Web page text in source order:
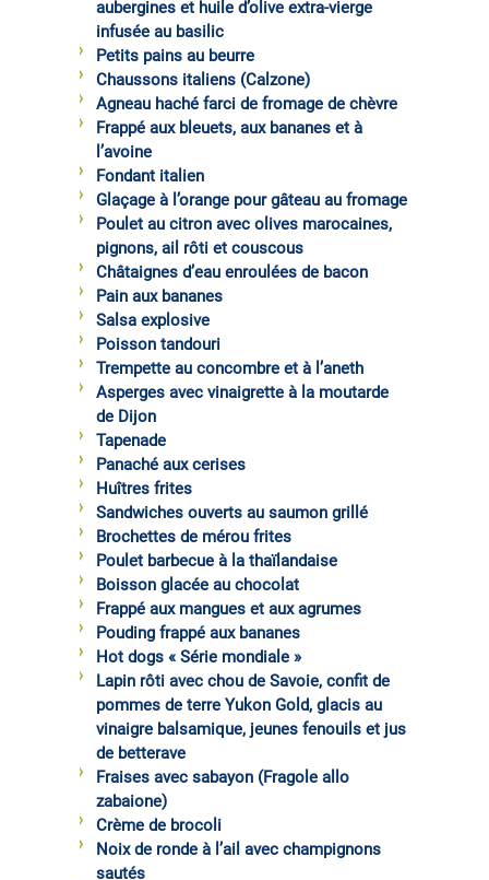
aubergines et huile d’olive extra-vierge
infusée au basilic
Petits pains au beurre
Chaussons italiens (Calzone)
Agneau haché farci de fromage de chèvre
Frappé aux bleuets, aux bananes et à
l’avoine
Fondant italien
Glaçage à l’orange pour gâteau au fromage
Poulet au citron avec olives marocaines,
pignons, ail rôti et couscous
Châtaignes d’eau enroulées de bacon
Pain aux bananes
Salsa explosive
Poisson tandouri
Trempette au concombre et à l’aneth
Asperges avec vinaigrette à la moutarde
de Dijon
Tapenade
Panaché aux cerises
Huîtres frites
Sandwiches ouverts au saumon grillé
Brochettes de mérou frites
Poulet barbecue à la thaïlandaise
Boisson glacée au chocolat
Frappé aux mangues et aux agrumes
Pouding frappé aux bananes
Hot dogs « Série mondiale »
Lapin rôti avec chou de Savoie, confit de
pommes de terre Yukon Gold, glacis au
vinaigre balsamique, jeunes fenouils et jus
de betterave
Fraises avec sabayon (Fragole allo
zabaione)
Crème de brocoli
Noix de ronde à l’ail avec champignons
sautés